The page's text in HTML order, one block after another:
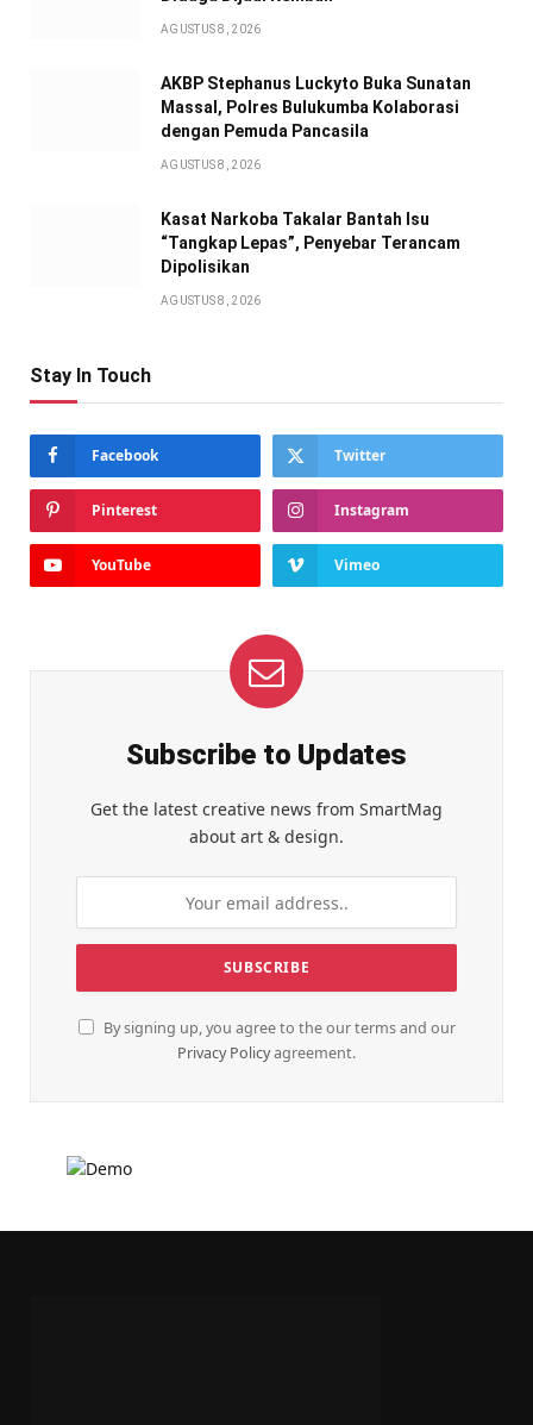
AGUSTUS 8, 2026
AKBP Stephanus Luckyto Buka Sunatan
Massal, Polres Bulukumba Kolaborasi
dengan Pemuda Pancasila
AGUSTUS 8, 2026
Kasat Narkoba Takalar Bantah Isu
“Tangkap Lepas”, Penyebar Terancam
Dipolisikan
AGUSTUS 8, 2026
Stay In Touch
Facebook Twitter
Pinterest Instagram
YouTube Vimeo
Subscribe to Updates
Get the latest creative news from SmartMag
about art & design.
By signing up, you agree to the our terms and our
Privacy Policyagreement.